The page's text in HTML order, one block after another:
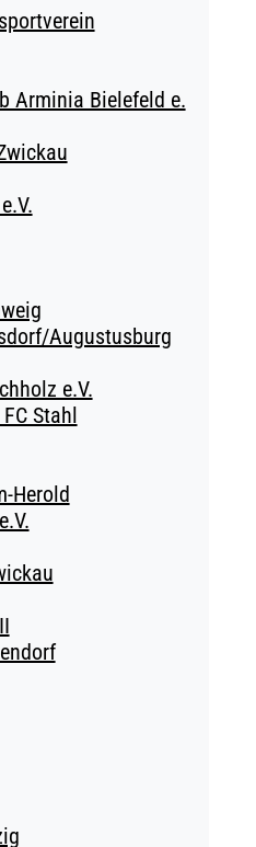
Arminia Bielefeld e.
Augustusburg
e.V.
Stahl
Herold